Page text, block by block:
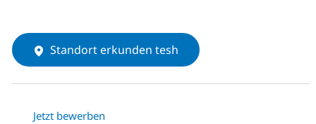
Standort erkunden tesh
Jetzt bewerben